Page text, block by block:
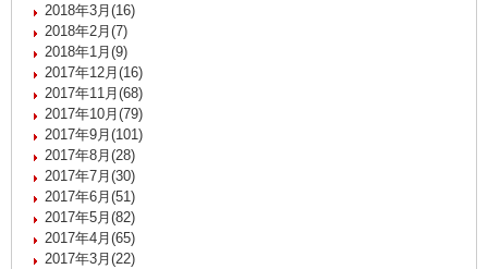
2018年3月(16)
2018年2月(7)
2018年1月(9)
2017年12月(16)
2017年11月(68)
2017年10月(79)
2017年9月(101)
2017年8月(28)
2017年7月(30)
2017年6月(51)
2017年5月(82)
2017年4月(65)
2017年3月(22)